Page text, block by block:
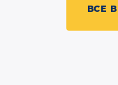
ВСЕ